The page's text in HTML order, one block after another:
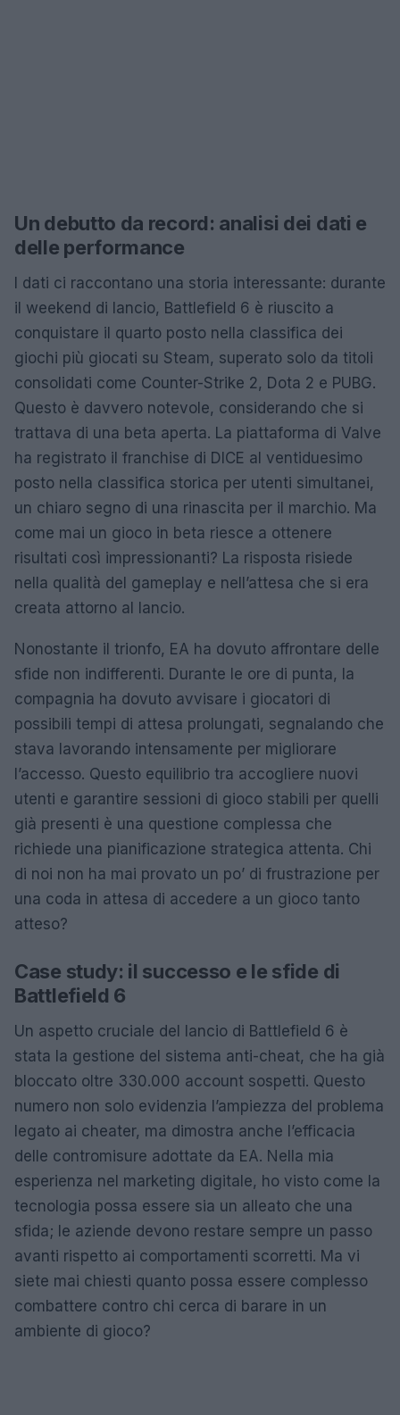
Un debutto da record: analisi dei dati e
delle performance
I dati ci raccontano una storia interessante: durante
il weekend di lancio, Battlefield 6 è riuscito a
conquistare il quarto posto nella classifica dei
giochi più giocati su Steam, superato solo da titoli
consolidati come Counter-Strike 2, Dota 2 e PUBG.
Questo è davvero notevole, considerando che si
trattava di una beta aperta. La piattaforma di Valve
ha registrato il franchise di DICE al ventiduesimo
posto nella classifica storica per utenti simultanei,
un chiaro segno di una rinascita per il marchio. Ma
come mai un gioco in beta riesce a ottenere
risultati così impressionanti? La risposta risiede
nella qualità del gameplay e nell’attesa che si era
creata attorno al lancio.
Nonostante il trionfo, EA ha dovuto affrontare delle
sfide non indifferenti. Durante le ore di punta, la
compagnia ha dovuto avvisare i giocatori di
possibili tempi di attesa prolungati, segnalando che
stava lavorando intensamente per migliorare
l’accesso. Questo equilibrio tra accogliere nuovi
utenti e garantire sessioni di gioco stabili per quelli
già presenti è una questione complessa che
richiede una pianificazione strategica attenta. Chi
di noi non ha mai provato un po’ di frustrazione per
una coda in attesa di accedere a un gioco tanto
atteso?
Case study: il successo e le sfide di
Battlefield 6
Un aspetto cruciale del lancio di Battlefield 6 è
stata la gestione del sistema anti-cheat, che ha già
bloccato oltre 330.000 account sospetti. Questo
numero non solo evidenzia l’ampiezza del problema
legato ai cheater, ma dimostra anche l’efficacia
delle contromisure adottate da EA. Nella mia
esperienza nel marketing digitale, ho visto come la
tecnologia possa essere sia un alleato che una
sfida; le aziende devono restare sempre un passo
avanti rispetto ai comportamenti scorretti. Ma vi
siete mai chiesti quanto possa essere complesso
combattere contro chi cerca di barare in un
ambiente di gioco?